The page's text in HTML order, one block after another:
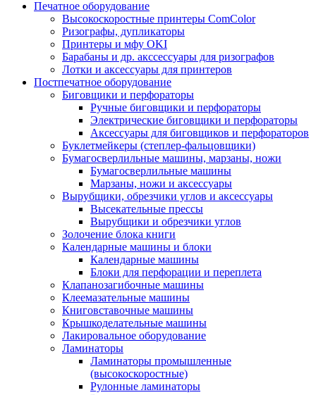
Печатное оборудование
Высокоскоростные принтеры ComColor
Ризографы, дупликаторы
Принтеры и мфу OKI
Барабаны и др. акссессуары для ризографов
Лотки и аксессуары для принтеров
Постпечатное оборудование
Биговщики и перфораторы
Ручные биговщики и перфораторы
Электрические биговщики и перфораторы
Аксессуары для биговщиков и перфораторов
Буклетмейкеры (степлер-фальцовщики)
Бумагосверлильные машины, марзаны, ножи
Бумагосверлильные машины
Марзаны, ножи и аксессуары
Вырубщики, обрезчики углов и аксессуары
Высекательные прессы
Вырубщики и обрезчики углов
Золочение блока книги
Календарные машины и блоки
Календарные машины
Блоки для перфорации и переплета
Клапанозагибочные машины
Клеемазательные машины
Книговставочные машины
Крышкоделательные машины
Лакировальное оборудование
Ламинаторы
Ламинаторы промышленные
(высокоскоростные)
Рулонные ламинаторы